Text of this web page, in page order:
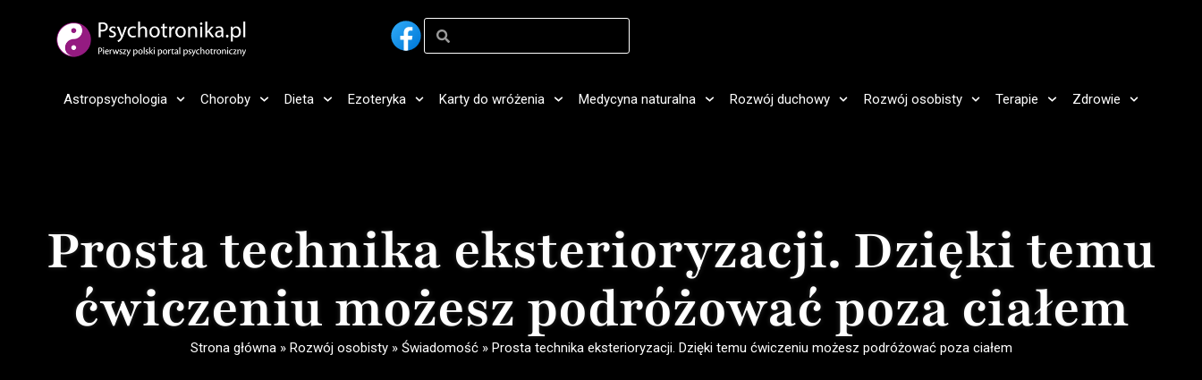
Astropsychologia Choroby Dieta Ezoteryka Karty do wróżenia Medycyna naturalna Rozwój duchowy Rozwój osobisty Terapie Zdrowie
Prosta technika eksterioryzacji. Dzięki temu
ćwiczeniu możesz podróżować poza ciałem
Strona główna» Rozwój osobisty» Świadomość» Prosta technika eksterioryzacji. Dzięki temu ćwiczeniu możesz podróżować poza ciałem